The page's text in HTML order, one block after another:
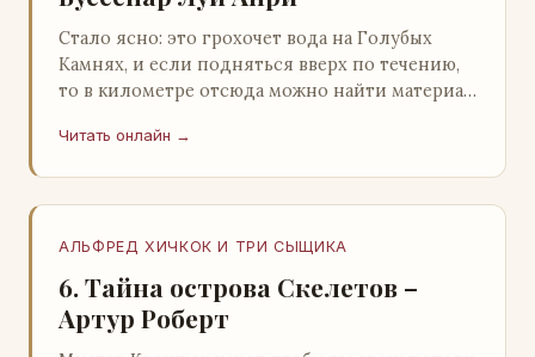
Стало ясно: это грохочет вода на Голубых
Камнях, и если подняться вверх по течению,
то в километре отсюда можно найти материал
крас…
Читать онлайн →
АЛЬФРЕД ХИЧКОК И ТРИ СЫЩИКА
6. Тайна острова Скелетов –
Артур Роберт